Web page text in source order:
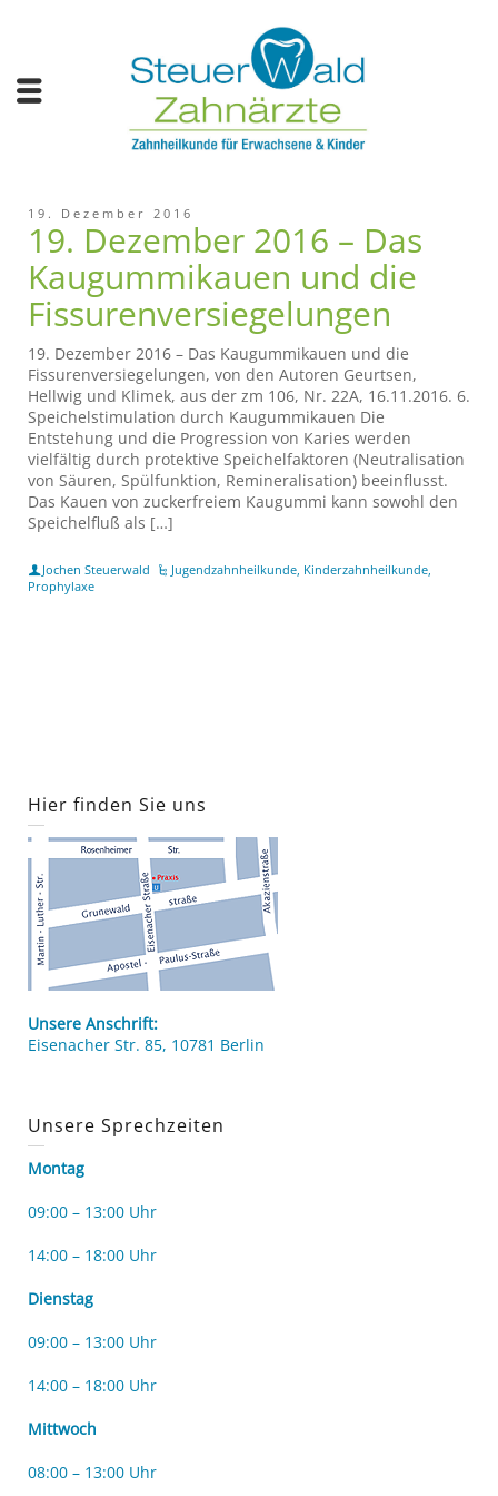
19. Dezember 2016
19. Dezember 2016 – Das
Kaugummikauen und die
Fissurenversiegelungen
19. Dezember 2016 – Das Kaugummikauen und die
Fissurenversiegelungen, von den Autoren Geurtsen,
Hellwig und Klimek, aus der zm 106, Nr. 22A, 16.11.2016. 6.
Speichelstimulation durch Kaugummikauen Die
Entstehung und die Progression von Karies werden
vielfältig durch protektive Speichelfaktoren (Neutralisation
von Säuren, Spülfunktion, Remineralisation) beeinflusst.
Das Kauen von zuckerfreiem Kaugummi kann sowohl den
Speichelfluß als […]
Jochen Steuerwald Jugendzahnheilkunde, Kinderzahnheilkunde,
Prophylaxe
Hier finden Sie uns
Unsere Anschrift:
Eisenacher Str. 85, 10781 Berlin
Unsere Sprechzeiten
Montag
09:00 – 13:00 Uhr
14:00 – 18:00 Uhr
Dienstag
09:00 – 13:00 Uhr
14:00 – 18:00 Uhr
Mittwoch
08:00 – 13:00 Uhr